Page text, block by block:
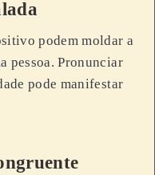
podem moldar a
pessoa. Pronunciar
pode manifestar